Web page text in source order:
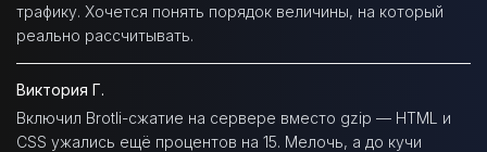
трафику. Хочется понять порядок величины, на который
реально рассчитывать.
Виктория Г.
Включил Brotli-сжатие на сервере вместо gzip — HTML и
CSS ужались ещё процентов на 15. Мелочь, а до кучи